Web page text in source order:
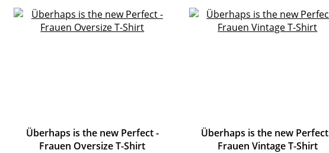
Überhaps is the new Perfect
Frauen Oversize T-Shirt
Überhaps is the new Perfect
Frauen Vintage T-Shirt